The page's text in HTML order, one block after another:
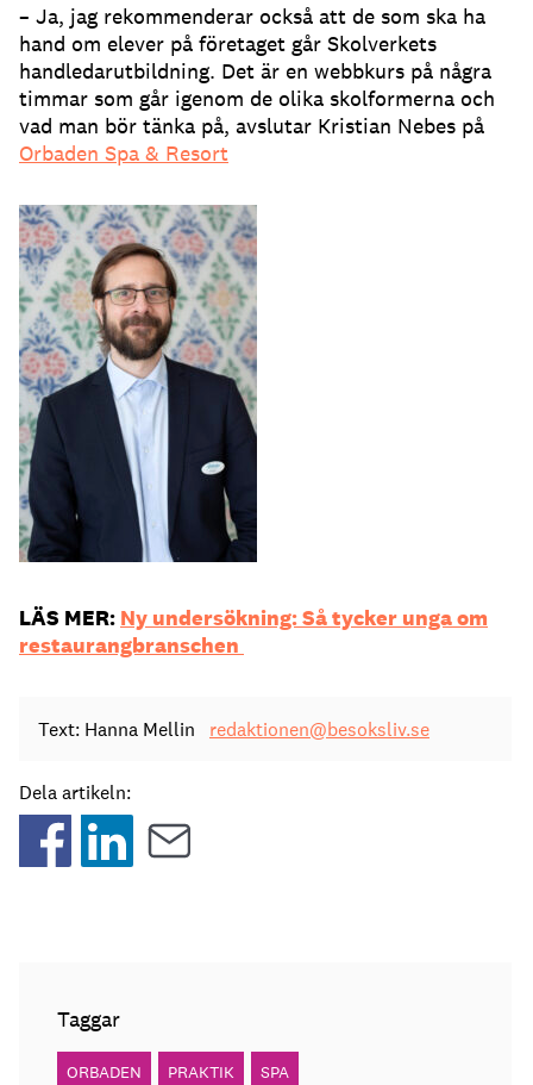
– Ja, jag rekommenderar också att de som ska ha
hand om elever på företaget går Skolverkets
handledarutbildning. Det är en webbkurs på några
timmar som går igenom de olika skolformerna och
vad man bör tänka på, avslutar Kristian Nebes på
Orbaden Spa & Resort
LÄS MER: Ny undersökning: Så tycker unga om
restaurangbranschen
Text: Hanna Mellin redaktionen@besoksliv.se
Dela artikeln:
Taggar
ORBADEN PRAKTIK SPA